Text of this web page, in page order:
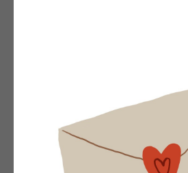
Купить в один клик
Связаться в WhatsApp